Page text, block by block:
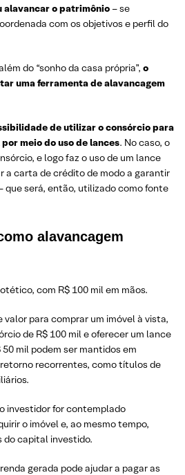
alavancar o patrimônio – se
com os objetivos e perfil do
do “sonho da casa própria”, o
uma ferramenta de alavancagem
de utilizar o consórcio para
meio do uso de lances. No caso, o
e logo faz o uso de um lance
a carta de crédito de modo a garantir
que será, então, utilizado como fonte
alavancagem
com R$ 100 mil em mãos.
valor para comprar um imóvel à vista,
de R$ 100 mil e oferecer um lance
mil podem ser mantidos em
recorrentes, como títulos de
investidor for contemplado
o imóvel e, ao mesmo tempo,
do capital investido.
gerada pode ajudar a pagar as